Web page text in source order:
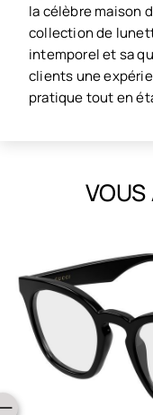
la célèbre maison
collection de
intemporel et sa
clients une
pratique tout en
VOUS